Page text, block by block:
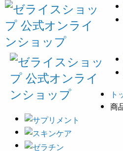
ト
商